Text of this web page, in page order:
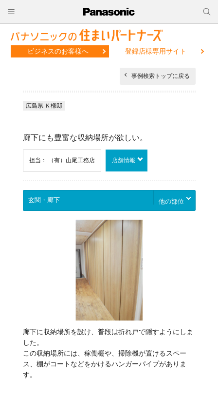
ビジネスのお客様へ 登録店様専用サイト
事例検索トップに戻る
広島県 Ｋ様邸
廊下にも豊富な収納場所が欲しい。
担当： （有）山尾工務店 店舗情報
他の部位
廊下に収納場所を設け、普段は折れ戸で隠すようにしま
した。
この収納場所には、稼働棚や、掃除機が置けるスペー
ス、棚がコートなどをかけるハンガーパイプがありま
す。